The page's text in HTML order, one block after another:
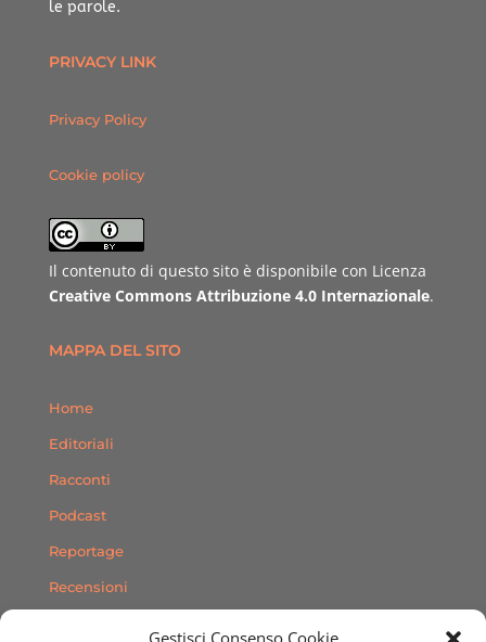
Gestisci Consenso Cookie
le parole.
PRIVACY LINK
Privacy Policy
Cookie policy
Il contenuto di questo sito è disponibile con Licenza
Creative Commons Attribuzione 4.0 Internazionale.
MAPPA DEL SITO
Home
Editoriali
Racconti
Podcast
Reportage
Recensioni